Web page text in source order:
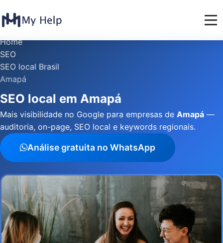
Home
SEO
SEO local Brasil
Amapá
SEO local em Amapá
Mais visibilidade no Google para empresas de Amapá —
auditoria, on-page, SEO local e keywords regionais.
Análise gratuita no WhatsApp